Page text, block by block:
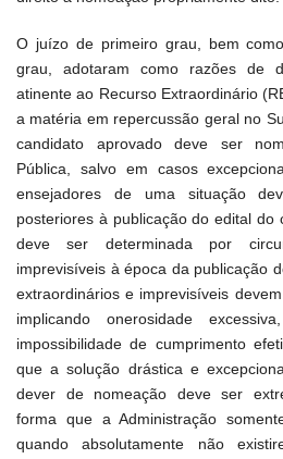
O juízo de primeiro grau, bem
grau, adotaram como razões de
atinente ao Recurso Extraordinário
a matéria em repercussão geral no
candidato aprovado deve ser
Pública, salvo em casos
ensejadores de uma situação
posteriores à publicação do edital do
deve ser determinada por
imprevisíveis à época da publicação
extraordinários e imprevisíveis
implicando onerosidade
impossibilidade de cumprimento
que a solução drástica e
dever de nomeação deve ser
forma que a Administração
quando absolutamente não